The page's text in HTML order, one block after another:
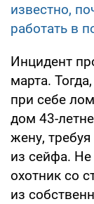
известно,
работать в
Инцидент
марта.
при себе
дом 43-
жену, требуя
из сейфа. Не
охотник со
из